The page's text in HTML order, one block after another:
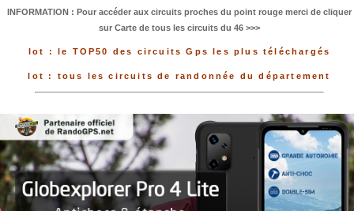
INFORMATION : Pour accéder aux circuits proches du point rouge merci de cliquer
sur Carte de tous les circuits du 46 >>>
lot : le TOP50 des circuits Gps les plus téléchargés
lot : tous les circuits de randonnée du département